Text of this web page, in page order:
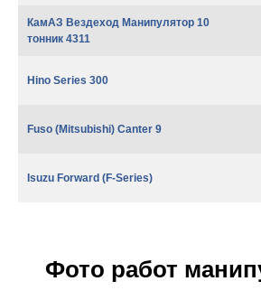
КамАЗ Вездеход Манипулятор 10
тонник 4311
Hino Series 300
Fuso (Mitsubishi) Canter 9
Isuzu Forward (F-Series)
Фото работ